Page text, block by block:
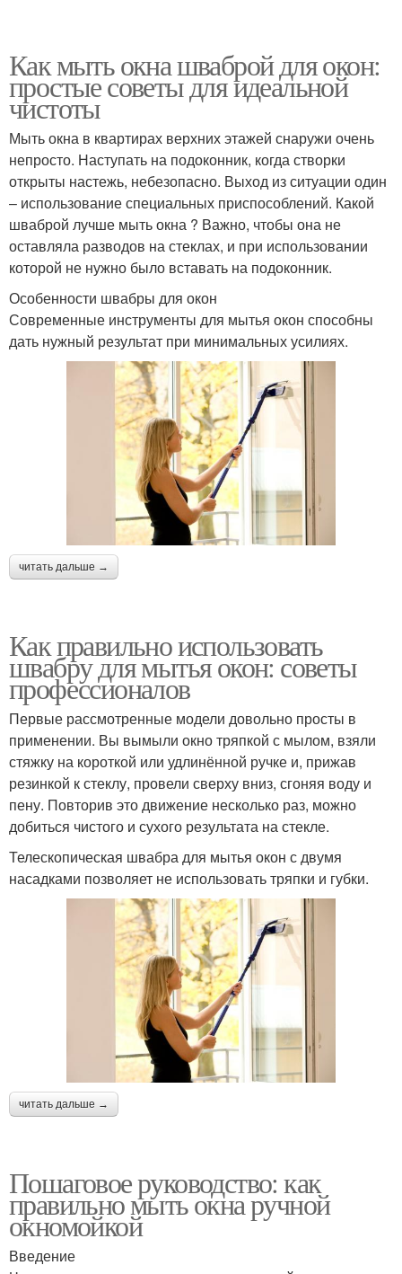
Как мыть окна шваброй для окон:
простые советы для идеальной
чистоты
Мыть окна в квартирах верхних этажей снаружи очень
непросто. Наступать на подоконник, когда створки
открыты настежь, небезопасно. Выход из ситуации один
– использование специальных приспособлений. Какой
шваброй лучше мыть окна ? Важно, чтобы она не
оставляла разводов на стеклах, и при использовании
которой не нужно было вставать на подоконник.
Особенности швабры для окон
Современные инструменты для мытья окон способны
дать нужный результат при минимальных усилиях.
читать дальше →
Как правильно использовать
швабру для мытья окон: советы
профессионалов
Первые рассмотренные модели довольно просты в
применении. Вы вымыли окно тряпкой с мылом, взяли
стяжку на короткой или удлинённой ручке и, прижав
резинкой к стеклу, провели сверху вниз, сгоняя воду и
пену. Повторив это движение несколько раз, можно
добиться чистого и сухого результата на стекле.
Телескопическая швабра для мытья окон с двумя
насадками позволяет не использовать тряпки и губки.
читать дальше →
Пошаговое руководство: как
правильно мыть окна ручной
окномойкой
Введение